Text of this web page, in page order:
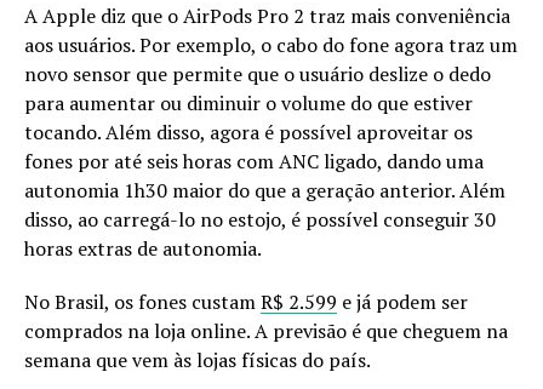
A Apple diz que o AirPods Pro 2 traz mais conveniência
aos usuários. Por exemplo, o cabo do fone agora traz um
novo sensor que permite que o usuário deslize o dedo
para aumentar ou diminuir o volume do que estiver
tocando. Além disso, agora é possível aproveitar os
fones por até seis horas com ANC ligado, dando uma
autonomia 1h30 maior do que a geração anterior. Além
disso, ao carregá-lo no estojo, é possível conseguir 30
horas extras de autonomia.
No Brasil, os fones custamR$ 2.599 e já podem ser
comprados na loja online. A previsão é que cheguem na
semana que vem às lojas físicas do país.